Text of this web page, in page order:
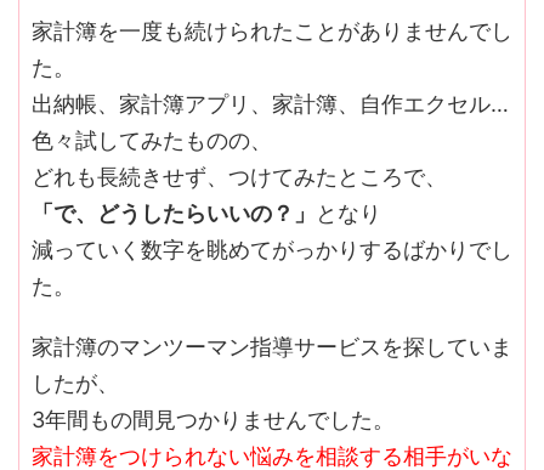
家計簿を一度も続けられたことがありませんでし
た。
出納帳、家計簿アプリ、家計簿、自作エクセル…
色々試してみたものの、
どれも長続きせず、つけてみたところで、
「で、どうしたらいいの？」
となり
減っていく数字を眺めてがっかりするばかりでし
た。
家計簿のマンツーマン指導サービスを探していま
したが、
3年間もの間見つかりませんでした。
家計簿をつけられない悩みを相談する相手がいな